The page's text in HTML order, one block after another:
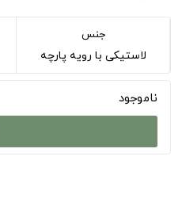
جنس
لاستیکی با رویه پارچه
ناموجود